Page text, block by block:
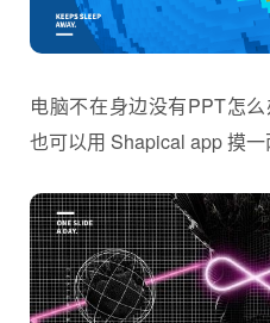
电脑不在身边没有PPT怎
也可以用 Shapical app 摸一